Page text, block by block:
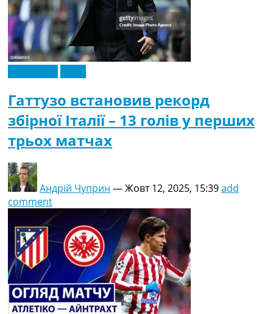
Гаттузо встановив рекорд
збірної Італії – 13 голів у перших
трьох матчах
Андрій Чуприн —Жовт 12, 2025, 15:39add
comment